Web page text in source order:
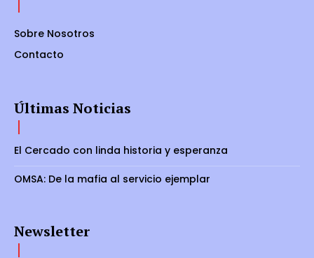
Sobre Nosotros
Contacto
Últimas Noticias
El Cercado con linda historia y esperanza
OMSA: De la mafia al servicio ejemplar
Newsletter